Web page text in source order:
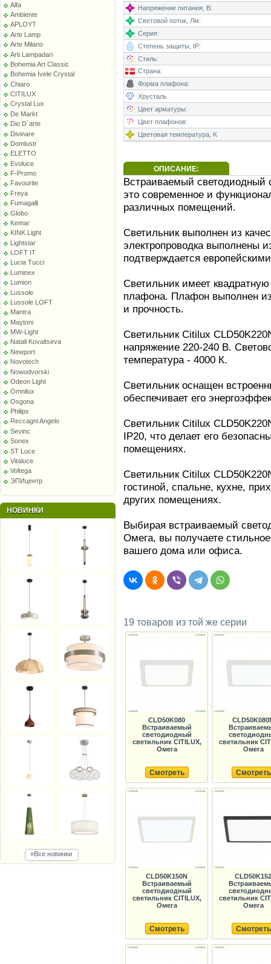
Alfa
Ambiente
APLOYT
Arte Lamp
Arte Milano
Arti Lampadari
Bohemia Art Classic
Bohemia Ivele Crystal
Chiaro
CITILUX
Crystal Lux
De Markt
Dio D`arte
Divinare
Domlustr
ELETTO
Evoluce
F-Promo
Favourite
Freya
Fumagalli
Globo
Kemar
KINK Light
Lightstar
LOFT IT
Lucia Tucci
Luminex
Lumion
Lussole
Lussole LOFT
Mantra
Maytoni
MW-Light
Natali Kovaltseva
Newport
Novotech
Nowodvorski
Odeon Light
Omnilux
Osgona
Philips
Reccagni Angelo
Sevinc
Sonex
ST Luce
Vitaluce
Voltega
ЭПИцентр
НОВИНКИ
»Все новинки
Напряжение питания, В:
Световой поток, Лм:
Серия:
Степень защиты, IP:
Стиль:
Страна:
Форма плафона:
Хрусталь
Цвет арматуры:
Цвет плафонов:
Цветовая температура, K
ОПИСАНИЕ:
Встраиваемый светодиодный
это современное и
различных помещений.
Светильник выполнен из
электропроводка выполнены
подтверждается
Светильник имеет
плафона. Плафон выполнен из
и прочность.
Светильник Citilux
напряжение 220-240 В.
температура - 4000 К.
Светильник оснащен
обеспечивает его
Светильник Citilux
IP20, что делает его
помещениях.
Светильник Citilux
гостиной, спальне, кухне,
других помещениях.
Выбирая встраиваемый
Омега, вы получаете
вашего дома или офиса.
19 товаров из той же серии
CLD50K080
Встраиваемый
светодиодный
светильник CITILUX,
Омега
Смотреть
светильник
Омега
Смотреть
CLD50K150N
Встраиваемый
светодиодный
светильник CITILUX,
Омега
Смотреть
CLD50K152
светильник
Омега
Смотреть